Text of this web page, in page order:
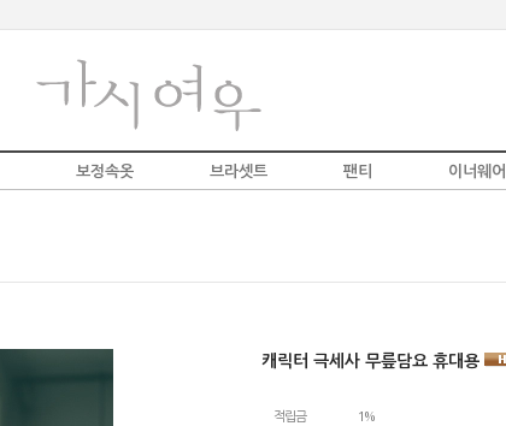
보정속옷 브라셋트 팬티 이너웨어
캐릭터 극세사 무릎담요 휴대용
적립금
1%